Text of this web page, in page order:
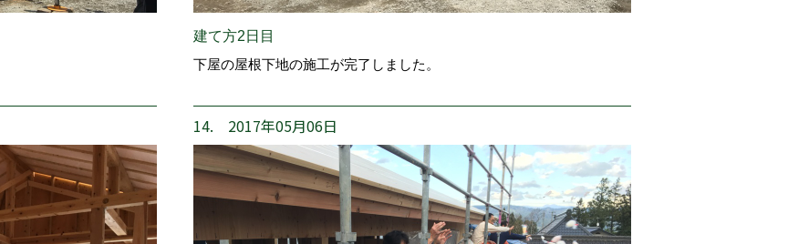
建て方2日目
下屋の屋根下地の施工が完了しました。
14. 2017年05月06日